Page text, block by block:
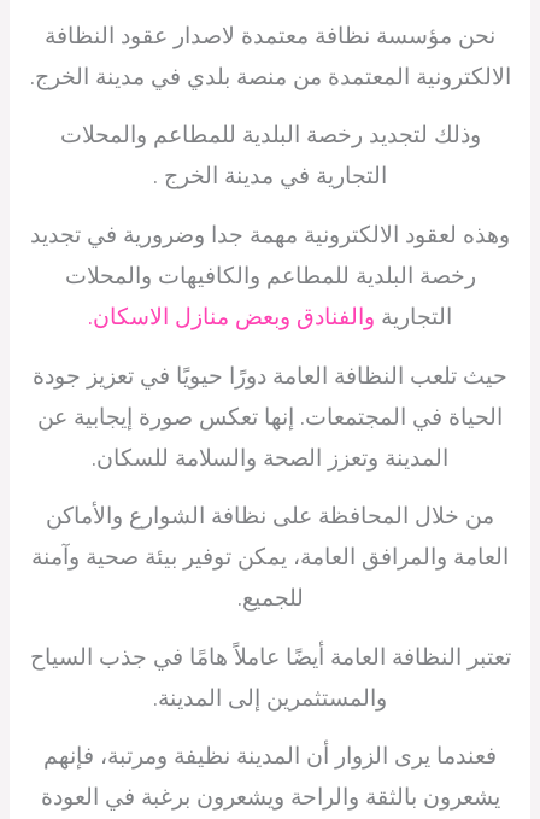
نحن مؤسسة نظافة معتمدة لاصدار عقود النظافة
الالكترونية المعتمدة من منصة بلدي في مدينة الخرج.
وذلك لتجديد رخصة البلدية للمطاعم والمحلات
التجارية في مدينة الخرج .
وهذه لعقود الالكترونية مهمة جدا وضرورية في تجديد
رخصة البلدية للمطاعم والكافيهات والمحلات
التجارية والفنادق وبعض منازل الاسكان.
حيث تلعب النظافة العامة دورًا حيويًا في تعزيز جودة
الحياة في المجتمعات. إنها تعكس صورة إيجابية عن
المدينة وتعزز الصحة والسلامة للسكان.
من خلال المحافظة على نظافة الشوارع والأماكن
العامة والمرافق العامة، يمكن توفير بيئة صحية وآمنة
للجميع.
تعتبر النظافة العامة أيضًا عاملاً هامًا في جذب السياح
والمستثمرين إلى المدينة.
فعندما يرى الزوار أن المدينة نظيفة ومرتبة، فإنهم
يشعرون بالثقة والراحة ويشعرون برغبة في العودة